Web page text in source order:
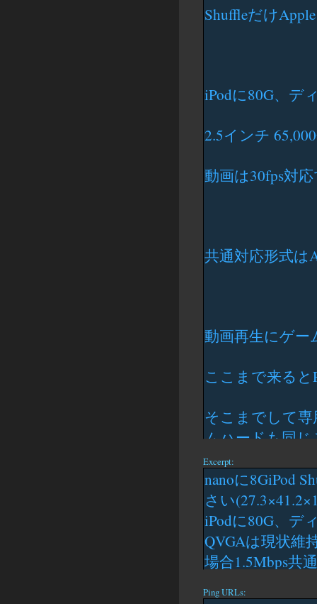
Excerpt:
Ping URLs: